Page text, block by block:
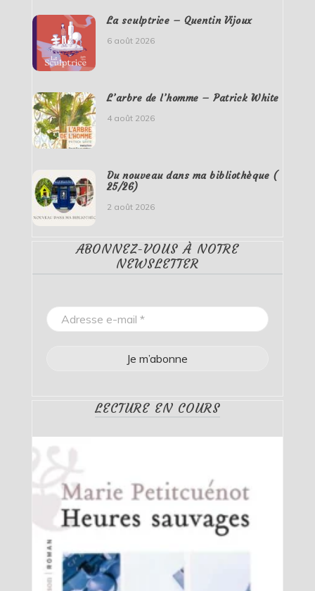
La sculptrice – Quentin Vijoux
6 août 2026
L’arbre de l’homme – Patrick White
4 août 2026
Du nouveau dans ma bibliothèque (
25/26)
2 août 2026
ABONNEZ-VOUS À NOTRE
NEWSLETTER
LECTURE EN COURS